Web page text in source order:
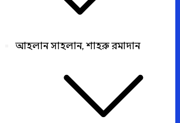
আহলান সাহলান, শাহরু রমাদান